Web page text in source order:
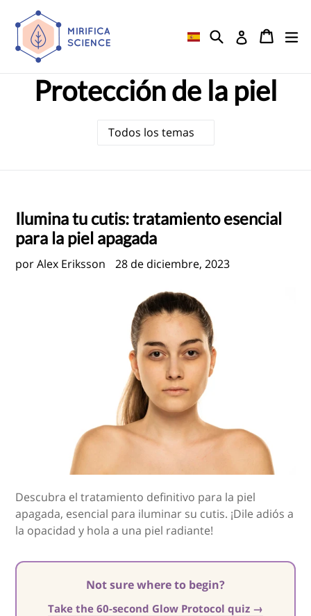
directamente
contenido
Buscar IngresarCarrito
Carrito
Protección de la piel
Ilumina tu cutis: tratamiento esencial
para la piel apagada
por Alex Eriksson 28 de diciembre, 2023
Descubra el tratamiento definitivo para la piel
apagada, esencial para iluminar su cutis. ¡Dile adiós a
la opacidad y hola a una piel radiante!
Not sure where to begin?
Take the 60-second Glow Protocol quiz →